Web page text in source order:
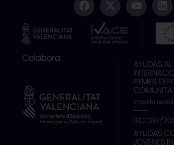
a
c
-
t
w
i
o
u
e
i
n
k
e
i
n